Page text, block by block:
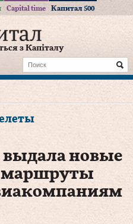
Capital time Капитал 500
з Капіталу
выдала новые
маршруты